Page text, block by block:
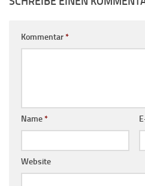
Kommentar*
Name*
Website